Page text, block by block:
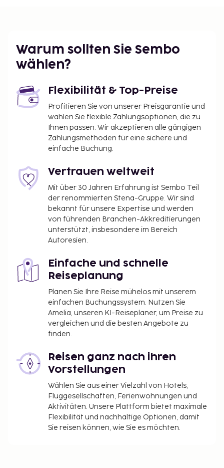
alle Informationen. Gebühren und Kautionen
enthalten eventuell keine Steuern und können sich
ändern.
Warum sollten Sie Sembo
wählen?
Flexibilität & Top-Preise
Profitieren Sie von unserer Preisgarantie und
wählen Sie flexible Zahlungsoptionen, die zu
Ihnen passen. Wir akzeptieren alle gängigen
Zahlungsmethoden für eine sichere und
einfache Buchung.
Vertrauen weltweit
Mit über 30 Jahren Erfahrung ist Sembo Teil
der renommierten Stena-Gruppe. Wir sind
bekannt für unsere Expertise und werden
von führenden Branchen-Akkreditierungen
unterstützt, insbesondere im Bereich
Autoresien.
Einfache und schnelle
Reiseplanung
Planen Sie Ihre Reise mühelos mit unserem
einfachen Buchungssystem. Nutzen Sie
Amelia, unseren KI-Reiseplaner, um Preise zu
vergleichen und die besten Angebote zu
finden.
Reisen ganz nach ihren
Vorstellungen
Wählen Sie aus einer Vielzahl von Hotels,
Fluggesellschaften, Ferienwohnungen und
Aktivitäten. Unsere Plattform bietet maximale
Flexibilität und nachhaltige Optionen, damit
Sie reisen können, wie Sie es möchten.